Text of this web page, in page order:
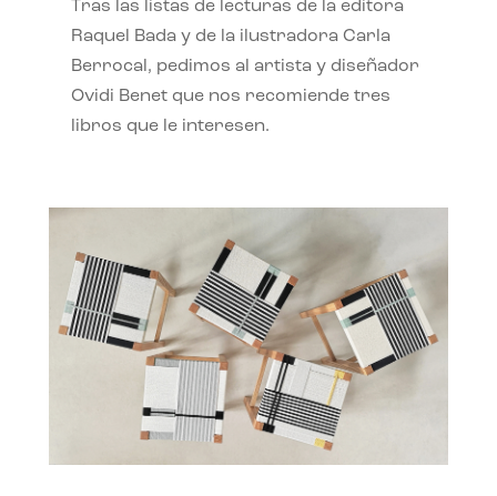
Tras las listas de lecturas de la editora
Raquel Bada y de la ilustradora Carla
Berrocal, pedimos al artista y diseñador
Ovidi Benet que nos recomiende tres
libros que le interesen.